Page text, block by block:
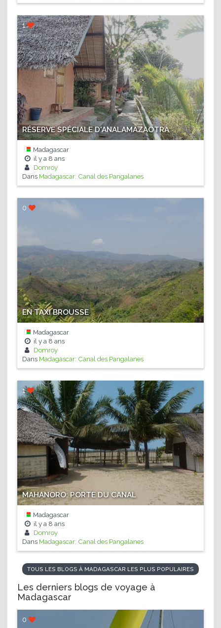
1
RÉSERVE SPÉCIALE D'ANALAMAZAOTRA
Madagascar
il y a 8 ans
Domroy
Dans Madagascar: Canal des Pangalanes
0
EN TAXI BROUSSE
Madagascar
il y a 8 ans
Domroy
Dans Madagascar: Canal des Pangalanes
1
MAHANORO: PORTE DU CANAL
Madagascar
il y a 8 ans
Domroy
Dans Madagascar: Canal des Pangalanes
TOUS LES BLOGS À MADAGASCAR LES PLUS POPULAIRES
Les derniers blogs de voyage à
Madagascar
0